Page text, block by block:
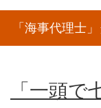
「海事代理士
「一頭で